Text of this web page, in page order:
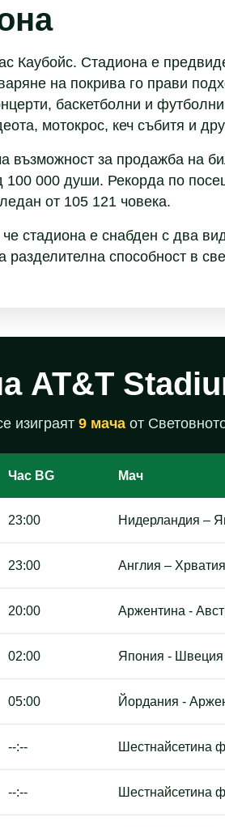
Каубойс. Стадиона е
на покрива го прави
баскетболни и
мотокрос, кеч събитя и
възможност за продажба на
100 000 души. Рекорда по
от 105 121 човека.
стадиона е снабден с два
разделителна способност в
AT&T
изиграят 9 мача от
Час BG Мач
23:00 Нидерландия –
23:00 Англия – Хрватия
20:00 Аржентина -
02:00 Япония - Швеция
05:00 Йордания -
--:-- Шестнайсетина
--:-- Шестнайсетина